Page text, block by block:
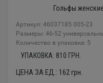
Гольфы
Артикул: 46037185 005-23
Размеры: 46-52
Количество в упаковке: 5
УПАКОВКА: 810 ГРН.
ЦЕНА ЗА ЕД.: 162грн.